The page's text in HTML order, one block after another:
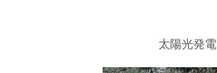
太陽光発